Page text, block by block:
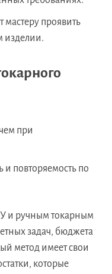
мастеру проявить
изделии.
при
повторяемость по
и ручным токарным
задач, бюджета
метод имеет свои
которые